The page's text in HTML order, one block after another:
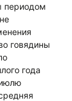
периодом
говядины
года